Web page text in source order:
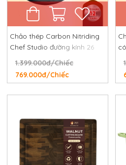
Chảo thép Carbon Nitriding
Chef Studio đường kính 26
cm, chống dính tự nhiên,
chống rỉ, chống xước
1.399.000đ/Chiếc
769.000đ/Chiếc